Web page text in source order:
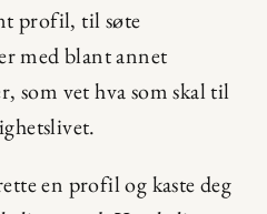
profil, til søte
med blant annet
som vet hva som skal til
en profil og kaste deg